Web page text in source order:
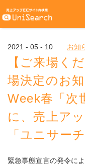
2021 - 05 - 10 お知
【ご来場く
場決定のお
Week春「次
に、売上ア
「ユニサー
緊急事態宣言の発令に